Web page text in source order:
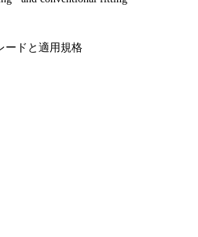
ードと適用規格